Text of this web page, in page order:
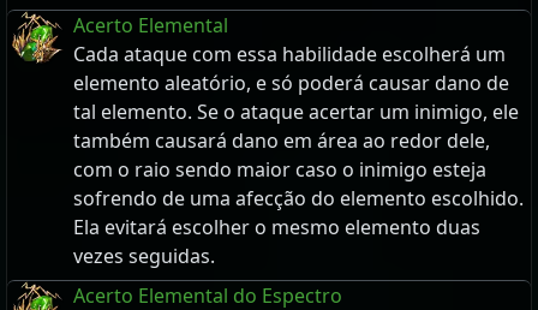
Acerto Elemental
Cada ataque com essa habilidade escolherá um
elemento aleatório, e só poderá causar dano de
tal elemento. Se o ataque acertar um inimigo, ele
também causará dano em área ao redor dele,
com o raio sendo maior caso o inimigo esteja
sofrendo de uma afecção do elemento escolhido.
Ela evitará escolher o mesmo elemento duas
vezes seguidas.
Acerto Elemental do Espectro